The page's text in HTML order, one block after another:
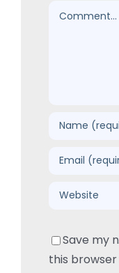
Comment
Save my
this